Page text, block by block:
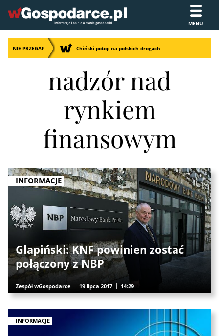
MENU
NIE PRZEGAP Chiński potop na polskich drogach
nadzór nad
rynkiem
finansowym
INFORMACJE
Glapiński: KNF powinien zostać
połączony z NBP
Zespół wGospodarce 19 lipca 2017 14:29
INFORMACJE